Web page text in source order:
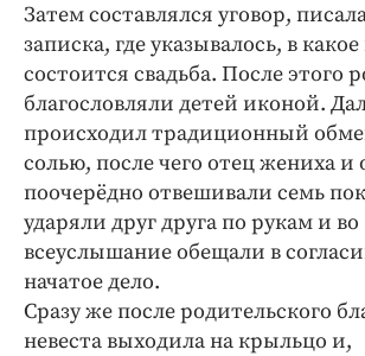
Затем составлялся уговор,
записка, где указывалось, в
состоится свадьба. После этого
благословляли детей иконой.
происходил традиционный
солью, после чего отец жениха и
поочерёдно отвешивали семь
ударяли друг друга по рукам и во
всеуслышание обещали в
начатое дело.
Сразу же после родительского
невеста выходила на крыльцо и,